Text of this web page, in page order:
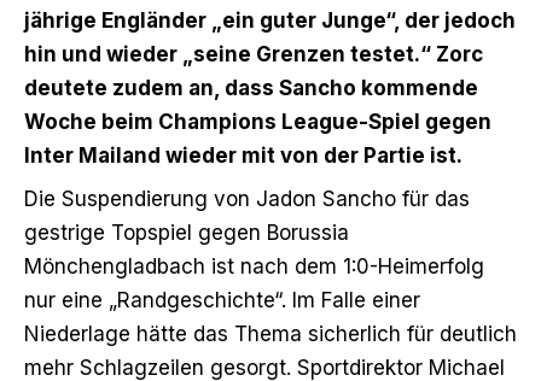
jährige Engländer „ein guter Junge“, der jedoch
hin und wieder „seine Grenzen testet.“ Zorc
deutete zudem an, dass Sancho kommende
Woche beim Champions League-Spiel gegen
Inter Mailand wieder mit von der Partie ist.
Die Suspendierung von Jadon Sancho für das
gestrige Topspiel gegen Borussia
Mönchengladbach ist nach dem 1:0-Heimerfolg
nur eine „Randgeschichte“. Im Falle einer
Niederlage hätte das Thema sicherlich für deutlich
mehr Schlagzeilen gesorgt. Sportdirektor Michael